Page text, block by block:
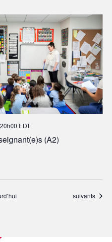
(A2)
EDT
Événements
suivants